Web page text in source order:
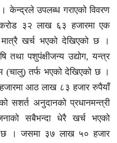
केन्द्रले उपलब्ध गराएको विवरण
३२ लाख ६३ हजारमा एक
खर्च भएको देखिएको छ ।
पशुपंक्षीजन्य उद्योग, यन्त्र
(चालु) तर्फ भएको देखिएको छ ।
आठ लाख ८३ हजार रुपैयाँ
अनुदानको प्रधानमन्त्री
सबैभन्दा धेरै खर्च भएको
छ । जसमा ३७ लाख ५० हजार